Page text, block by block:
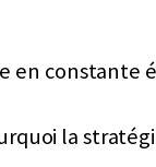
en constante
la